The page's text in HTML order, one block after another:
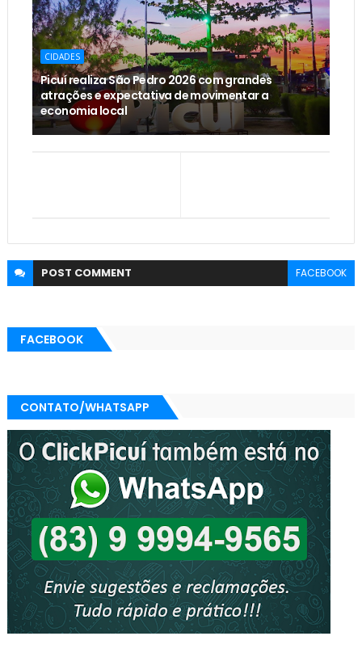
CIDADES
Picuí realiza São Pedro 2026 com grandes
atrações e expectativa de movimentar a
economia local
POST COMMENT FACEBOOK
FACEBOOK
CONTATO/WHATSAPP